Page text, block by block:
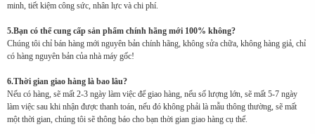
minh, tiết kiệm công sức, nhân lực và chi phí.
5.Bạn có thể cung cấp sản phẩm chính hãng mới 100% không?
Chúng tôi chỉ bán hàng mới nguyên bản chính hãng, không sửa chữa, không hàng giả, chỉ
có hàng nguyên bản của nhà máy gốc!
6.Thời gian giao hàng là bao lâu?
Nếu có hàng, sẽ mất 2-3 ngày làm việc để giao hàng, nếu số lượng lớn, sẽ mất 5-7 ngày
làm việc sau khi nhận được thanh toán, nếu đó không phải là mẫu thông thường, sẽ mất
một thời gian, chúng tôi sẽ thông báo cho bạn thời gian giao hàng cụ thể.